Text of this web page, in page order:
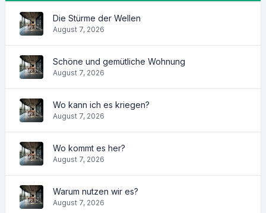
Die Stürme der Wellen
August 7, 2026
Schöne und gemütliche Wohnung
August 7, 2026
Wo kann ich es kriegen?
August 7, 2026
Wo kommt es her?
August 7, 2026
Warum nutzen wir es?
August 7, 2026